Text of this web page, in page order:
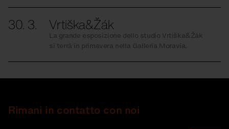
30. 3. Vrtiška&Žák
La grande esposizione dello studio Vrtiška&Žák
si terrà in primavera nella Galleria Moravia.
Rimani in contatto con noi